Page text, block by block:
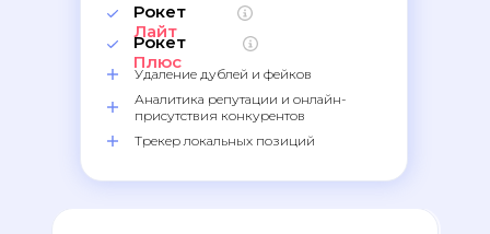
Рокет
Плюс
Рокет
Лайт
Аналитика репутации и онлайн-
присутствия конкурентов
Удаление дублей и фейков
Трекер локальных позиций